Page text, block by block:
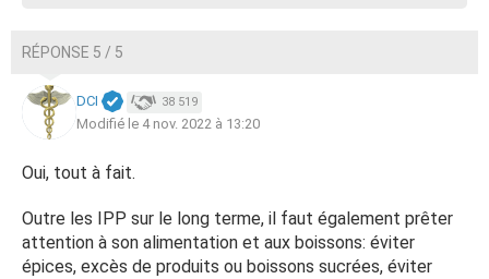
RÉPONSE 5 / 5
DCI 38 519
Modifié le 4 nov. 2022 à 13:20
Oui, tout à fait.
Outre les IPP sur le long terme, il faut également prêter
attention à son alimentation et aux boissons: éviter
épices, excès de produits ou boissons sucrées, éviter